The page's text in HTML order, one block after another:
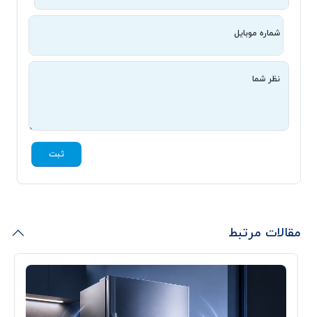
شماره موبایل
نظر شما
ثبت
مقالات مرتبط